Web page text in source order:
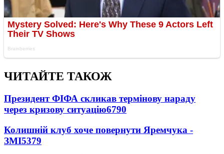
ЧИТАЙТЕ ТАКОЖ
Президент ФІФА скликав термінову нараду
через кризову ситуацію6790
Колишній клуб хоче повернути Яремчука -
ЗМІ5379